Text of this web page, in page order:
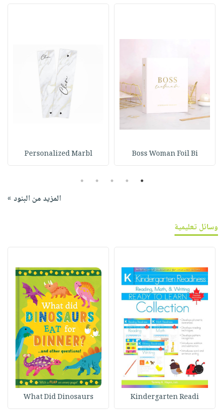
Boss Woman Foil Bi
Personalized Marbl
1
2
3
4
5
المزيد من البنود »
وسائل تعليمية
Kindergarten Readi
What Did Dinosaurs